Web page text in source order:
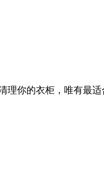
你的衣柜，唯有最适